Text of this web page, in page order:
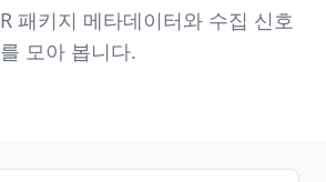
R 패키지 메타데이터와 수집 신호
를 모아 봅니다.